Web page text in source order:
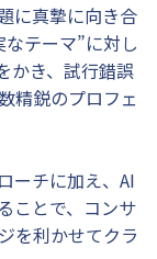
に真摯に向き合
テーマ”に対し
かき、試行錯誤
精鋭のプロフェ
ーチに加え、AI
ことで、コンサ
を利かせてクラ